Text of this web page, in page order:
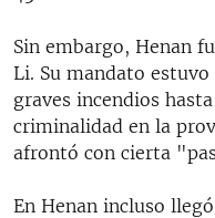
Sin embargo, Henan
Li. Su mandato
graves incendios
criminalidad en la
afrontó con cierta
En Henan incluso